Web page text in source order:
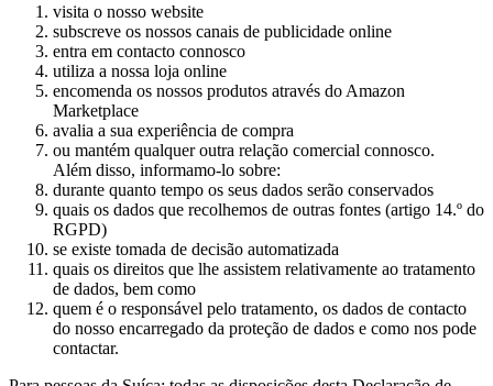
visita o nosso website
subscreve os nossos canais de publicidade online
entra em contacto connosco
utiliza a nossa loja online
encomenda os nossos produtos através do Amazon
Marketplace
avalia a sua experiência de compra
ou mantém qualquer outra relação comercial connosco.
Além disso, informamo-lo sobre:
durante quanto tempo os seus dados serão conservados
quais os dados que recolhemos de outras fontes (artigo 14.º do
RGPD)
se existe tomada de decisão automatizada
quais os direitos que lhe assistem relativamente ao tratamento
de dados, bem como
quem é o responsável pelo tratamento, os dados de contacto
do nosso encarregado da proteção de dados e como nos pode
contactar.